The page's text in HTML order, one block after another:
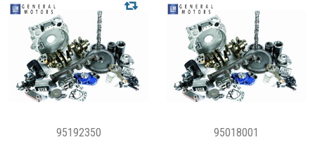
95192350 95018001